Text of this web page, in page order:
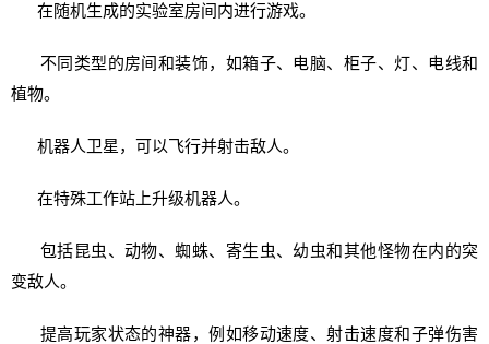
在随机生成的实验室房间内进行游戏。
不同类型的房间和装饰，如箱子、电脑、柜子、灯、电线和
植物。
机器人卫星，可以飞行并射击敌人。
在特殊工作站上升级机器人。
包括昆虫、动物、蜘蛛、寄生虫、幼虫和其他怪物在内的突
变敌人。
提高玩家状态的神器，例如移动速度、射击速度和子弹伤害